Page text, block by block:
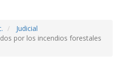
Judicial
por los incendios forestales